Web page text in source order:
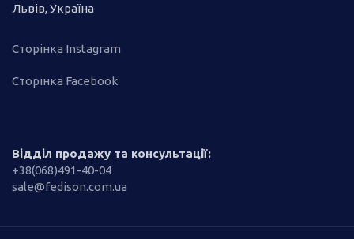
Львів, Україна
Сторінка Instagram
Сторінка Facebook
Відділ продажу та консультації:
+38(068)491-40-04
sale@fedison.com.ua